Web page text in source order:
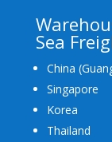
Sea
China
Singapore
Korea
Thailand